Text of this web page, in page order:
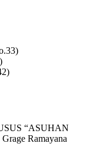
“ASUHAN
Ramayana